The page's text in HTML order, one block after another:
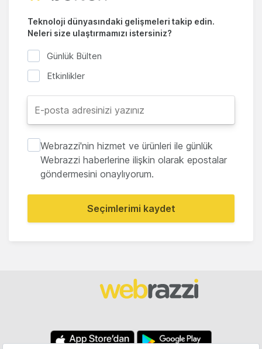
Teknoloji dünyasındaki gelişmeleri takip edin.
Neleri size ulaştırmamızı istersiniz?
Günlük Bülten
Etkinlikler
Webrazzi'nin hizmet ve ürünleri ile günlük
Webrazzi haberlerine ilişkin olarak epostalar
göndermesini onaylıyorum.
Seçimlerimi kaydet